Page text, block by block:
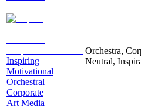
Inspiring
Motivational
Orchestral
Corporate
Art Media
Orchestra,
Neutral,